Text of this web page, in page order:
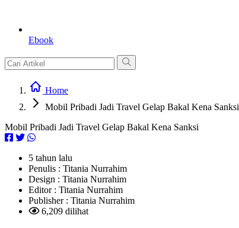
Ebook
Home
Mobil Pribadi Jadi Travel Gelap Bakal Kena Sanksi
Mobil Pribadi Jadi Travel Gelap Bakal Kena Sanksi
5 tahun lalu
Penulis : Titania Nurrahim
Design : Titania Nurrahim
Editor : Titania Nurrahim
Publisher : Titania Nurrahim
6,209 dilihat